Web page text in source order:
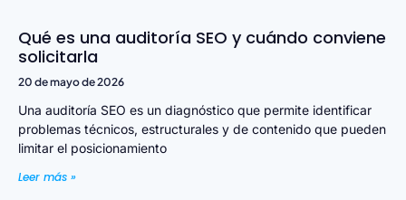
Qué es una auditoría SEO y cuándo conviene
solicitarla
20 de mayo de 2026
Una auditoría SEO es un diagnóstico que permite identificar
problemas técnicos, estructurales y de contenido que pueden
limitar el posicionamiento
Leer más »